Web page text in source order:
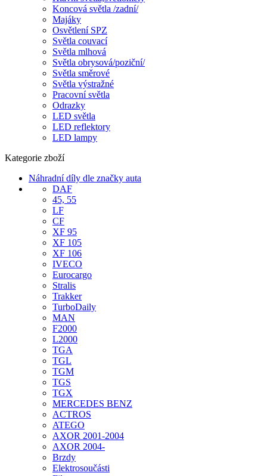
Koncová světla /zadní/
Majáky
Osvětlení SPZ
Světla couvací
Světla mlhová
Světla obrysová/poziční/
Světla směrové
Světla výstražné
Pracovní světla
Odrazky
LED světla
LED reflektory
LED lampy
Kategorie zboží
Náhradní díly dle značky auta
DAF
45, 55
LF
CF
XF 95
XF 105
XF 106
IVECO
Eurocargo
Stralis
Trakker
TurboDaily
MAN
F2000
L2000
TGA
TGL
TGM
TGS
TGX
MERCEDES BENZ
ACTROS
ATEGO
AXOR 2001-2004
AXOR 2004-
Brzdy
Elektrosoučásti